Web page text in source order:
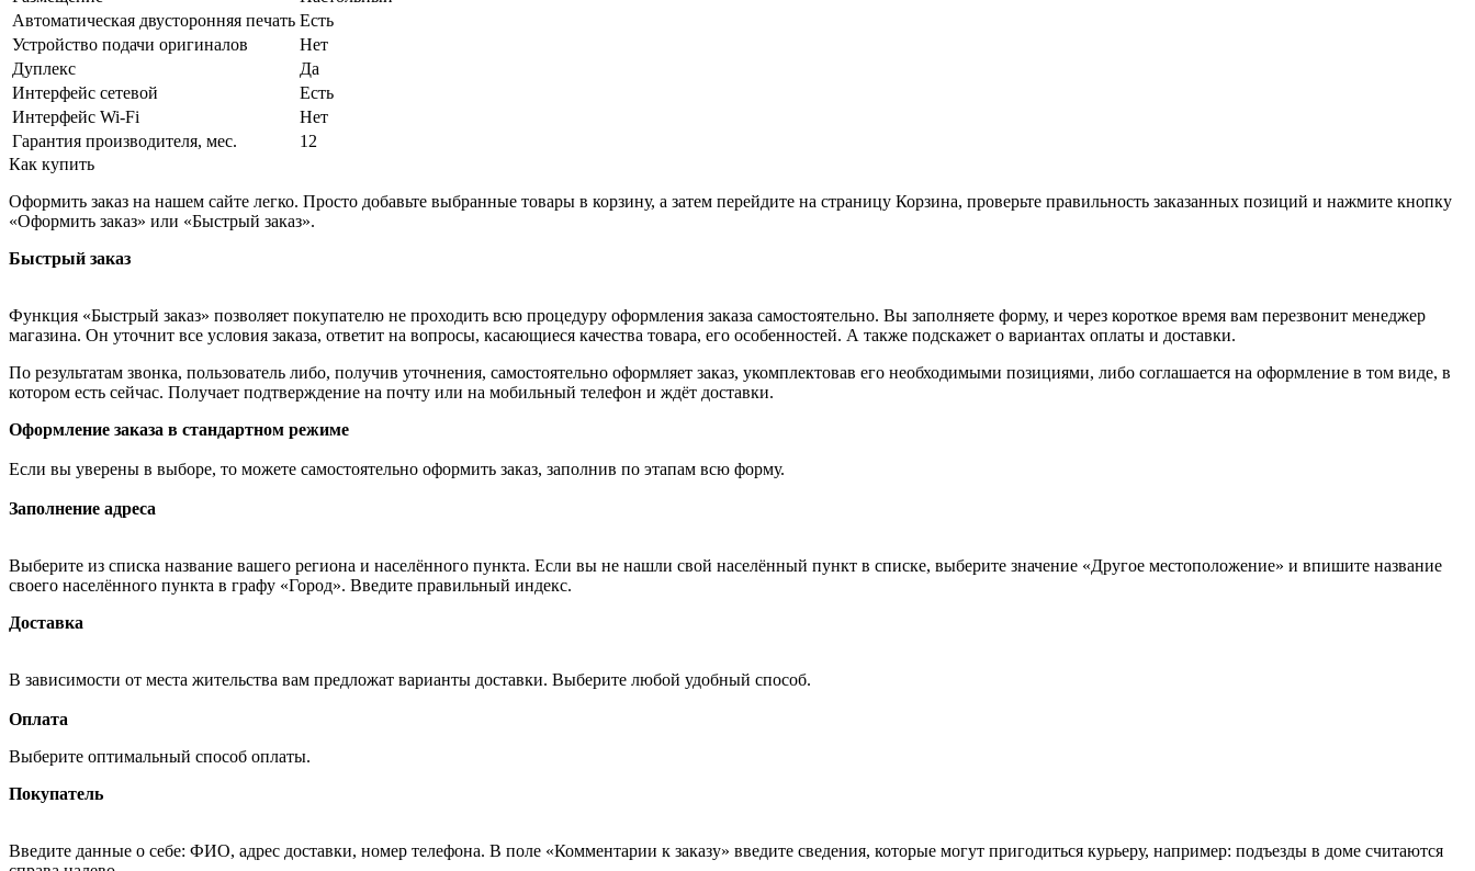
Автоматическая двусторонняя печать Есть
Устройство подачи оригиналов
Нет
Дуплекс
Да
Интерфейс сетевой
Есть
Интерфейс Wi-Fi
Нет
Гарантия производителя, мес.
12
Как купить
Оформить заказ на нашем сайте легко. Просто добавьте выбранные товары в корзину, а затем перейдите на страницу Корзина, проверьте правильность заказанных позиций и нажмите кнопку
«Оформить заказ» или «Быстрый заказ».
Быстрый заказ
Функция «Быстрый заказ» позволяет покупателю не проходить всю процедуру оформления заказа самостоятельно. Вы заполняете форму, и через короткое время вам перезвонит менеджер
магазина. Он уточнит все условия заказа, ответит на вопросы, касающиеся качества товара, его особенностей. А также подскажет о вариантах оплаты и доставки.
По результатам звонка, пользователь либо, получив уточнения, самостоятельно оформляет заказ, укомплектовав его необходимыми позициями, либо соглашается на оформление в том виде, в
котором есть сейчас. Получает подтверждение на почту или на мобильный телефон и ждёт доставки.
Оформление заказа в стандартном режиме
Если вы уверены в выборе, то можете самостоятельно оформить заказ, заполнив по этапам всю форму.
Заполнение адреса
Выберите из списка название вашего региона и населённого пункта. Если вы не нашли свой населённый пункт в списке, выберите значение «Другое местоположение» и впишите название
своего населённого пункта в графу «Город». Введите правильный индекс.
Доставка
В зависимости от места жительства вам предложат варианты доставки. Выберите любой удобный способ.
Оплата
Выберите оптимальный способ оплаты.
Покупатель
Введите данные о себе: ФИО, адрес доставки, номер телефона. В поле «Комментарии к заказу» введите сведения, которые могут пригодиться курьеру, например: подъезды в доме считаются